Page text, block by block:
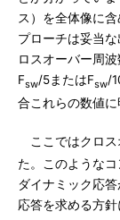
ス）を全体像に
プローチは妥当
ロスオーバー周
Fsw/5またはFsw/
合これらの数値に
ここではクロス
た。このような
ダイナミック応
応答を求める方針